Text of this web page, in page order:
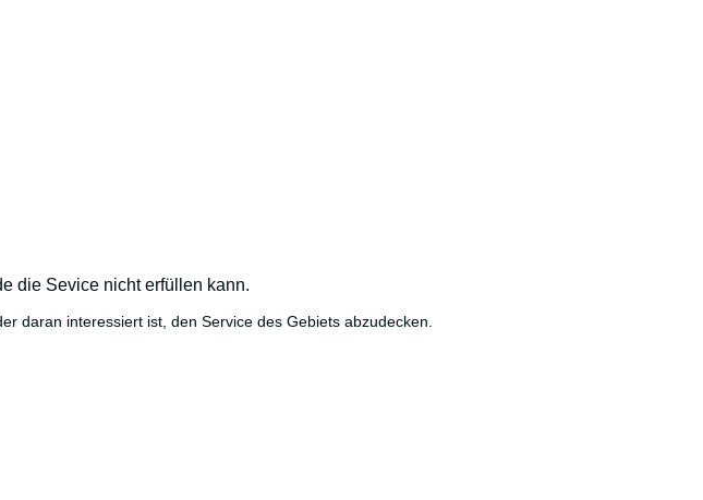
die Sevice nicht erfüllen kann.
daran interessiert ist, den Service des Gebiets abzudecken.